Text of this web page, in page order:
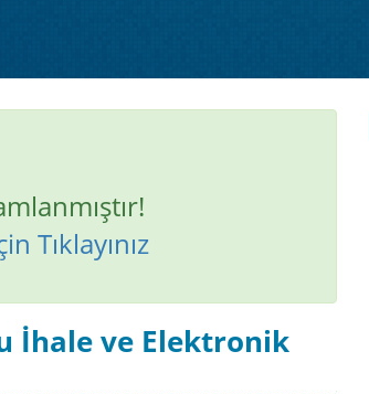
Tıklayınız
İhale ve Elektronik